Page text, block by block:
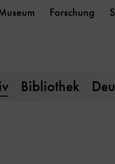
Forschung
Bibliothek